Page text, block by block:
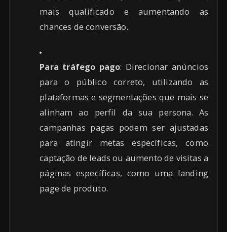
mais qualificado e aumentando as
chances de conversão.
Para tráfego pago: Direcionar anúncios
para o público correto, utilizando as
plataformas e segmentações que mais se
alinham ao perfil da sua persona. As
campanhas pagas podem ser ajustadas
para atingir metas específicas, como
captação de leads ou aumento de visitas a
páginas específicas, como uma landing
page de produto.